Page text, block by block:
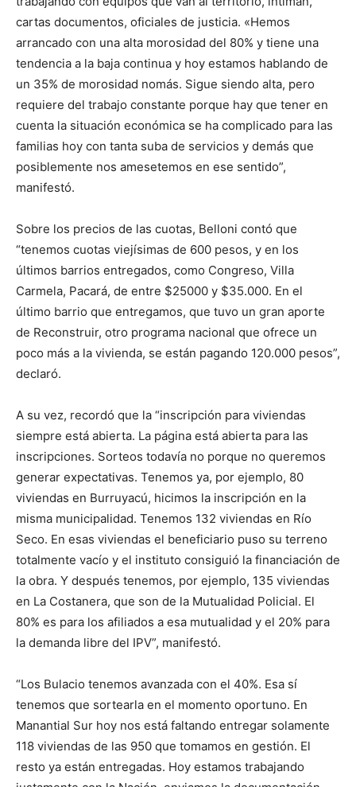
cartas documentos, oficiales de justicia. «Hemos
arrancado con una alta morosidad del 80% y tiene una
tendencia a la baja continua y hoy estamos hablando de
un 35% de morosidad nomás. Sigue siendo alta, pero
requiere del trabajo constante porque hay que tener en
cuenta la situación económica se ha complicado para las
familias hoy con tanta suba de servicios y demás que
posiblemente nos amesetemos en ese sentido”,
manifestó.
Sobre los precios de las cuotas, Belloni contó que
“tenemos cuotas viejísimas de 600 pesos, y en los
últimos barrios entregados, como Congreso, Villa
Carmela, Pacará, de entre $25000 y $35.000. En el
último barrio que entregamos, que tuvo un gran aporte
de Reconstruir, otro programa nacional que ofrece un
poco más a la vivienda, se están pagando 120.000 pesos”,
declaró.
A su vez, recordó que la “inscripción para viviendas
siempre está abierta. La página está abierta para las
inscripciones. Sorteos todavía no porque no queremos
generar expectativas. Tenemos ya, por ejemplo, 80
viviendas en Burruyacú, hicimos la inscripción en la
misma municipalidad. Tenemos 132 viviendas en Río
Seco. En esas viviendas el beneficiario puso su terreno
totalmente vacío y el instituto consiguió la financiación de
la obra. Y después tenemos, por ejemplo, 135 viviendas
en La Costanera, que son de la Mutualidad Policial. El
80% es para los afiliados a esa mutualidad y el 20% para
la demanda libre del IPV”, manifestó.
“Los Bulacio tenemos avanzada con el 40%. Esa sí
tenemos que sortearla en el momento oportuno. En
Manantial Sur hoy nos está faltando entregar solamente
118 viviendas de las 950 que tomamos en gestión. El
resto ya están entregadas. Hoy estamos trabajando